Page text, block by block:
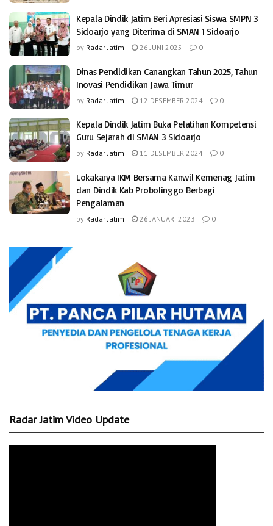
Kepala Dindik Jatim Beri Apresiasi Siswa SMPN 3
Sidoarjo yang Diterima di SMAN 1 Sidoarjo
by Radar Jatim 26 JUNI 2025 0
Dinas Pendidikan Canangkan Tahun 2025, Tahun
Inovasi Pendidikan Jawa Timur
by Radar Jatim 12 DESEMBER 2024 0
Kepala Dindik Jatim Buka Pelatihan Kompetensi
Guru Sejarah di SMAN 3 Sidoarjo
by Radar Jatim 11 DESEMBER 2024 0
Lokakarya IKM Bersama Kanwil Kemenag Jatim
dan Dindik Kab Probolinggo Berbagi
Pengalaman
by Radar Jatim 26 JANUARI 2023 0
Radar Jatim Video Update